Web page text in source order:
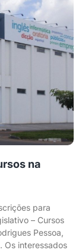
na
para
– Cursos
Pessoa,
Os interessados